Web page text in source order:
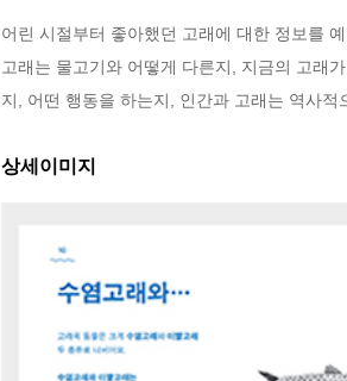
어린 시절부터 좋아했던 고래에 대한 정보를
고래는 물고기와 어떻게 다른지, 지금의 고래
지, 어떤 행동을 하는지, 인간과 고래는 역사
상세이미지